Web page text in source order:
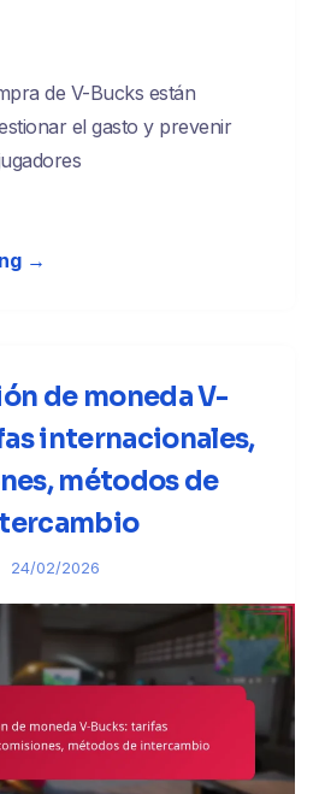
de V-Bucks están
el gasto y prevenir
→
de moneda V-
internacionales,
métodos de
24/02/2026